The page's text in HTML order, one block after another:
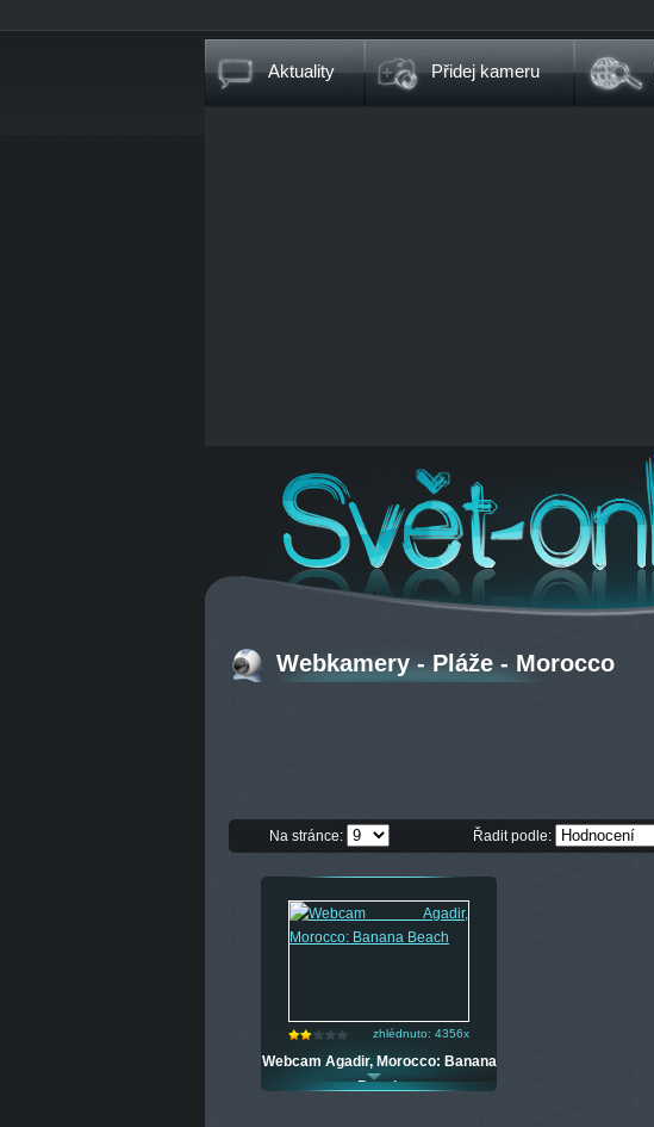
Aktuality Přidej kameru
Webkamery - Pláže - Morocco
Na stránce: Řadit podle:
zhlédnuto: 4356x
Webcam Agadir, Morocco: Banana
Beach